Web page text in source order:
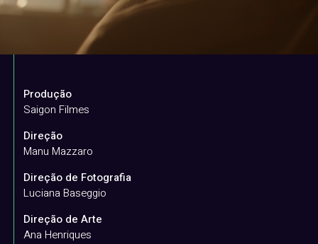
Produção
Saigon Filmes
Direção
Manu Mazzaro
Direção de Fotografia
Luciana Baseggio
Direção de Arte
Ana Henriques